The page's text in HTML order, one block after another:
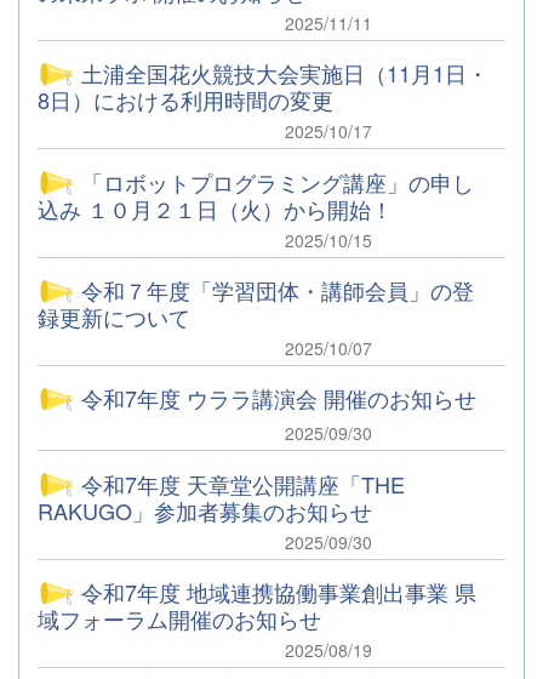
2025/11/11
土浦全国花火競技大会実施日（11月1日・
8日）における利用時間の変更
2025/10/17
「ロボットプログラミング講座」の申し
込み １０月２１日（火）から開始！
2025/10/15
令和７年度「学習団体・講師会員」の登
録更新について
2025/10/07
令和7年度 ウララ講演会 開催のお知らせ
2025/09/30
令和7年度 天章堂公開講座「THE
RAKUGO」参加者募集のお知らせ
2025/09/30
令和7年度 地域連携協働事業創出事業 県
域フォーラム開催のお知らせ
2025/08/19